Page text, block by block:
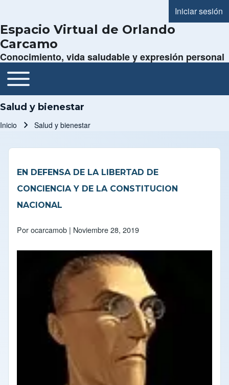
Menú de
Iniciar sesión
Espacio Virtual de Orlando
Carcamo
Conocimiento, vida saludable y expresión personal
Navegación principal
Toggle main menu
Salud y bienestar
Inicio Salud y bienestar
EN DEFENSA DE LA LIBERTAD DE
CONCIENCIA Y DE LA CONSTITUCION
NACIONAL
Porocarcamob | Noviembre 28, 2019